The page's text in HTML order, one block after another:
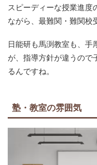
スピーディーな授業進度
ながら、最難関・難関校
日能研も馬渕教室も、手
が、指導方針が違うので
るんですね。
塾・教室の雰囲気